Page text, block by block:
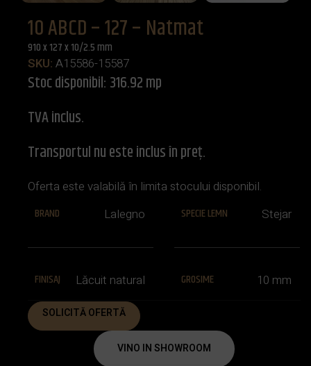
10 ABCD – 127 – Natmat
910 x 127 x 10/2.5 mm
SKU: A15586-15587
Stoc disponibil: 316.92 mp
TVA inclus.
Transportul nu este inclus în preț.
Oferta este valabilă în limita stocului disponibil.
BRAND
Lalegno SPECIE LEMN Stejar
FINISAJ Lăcuit natural GROSIME 10 mm
SOLICITĂ OFERTĂ
VINO IN SHOWROOM